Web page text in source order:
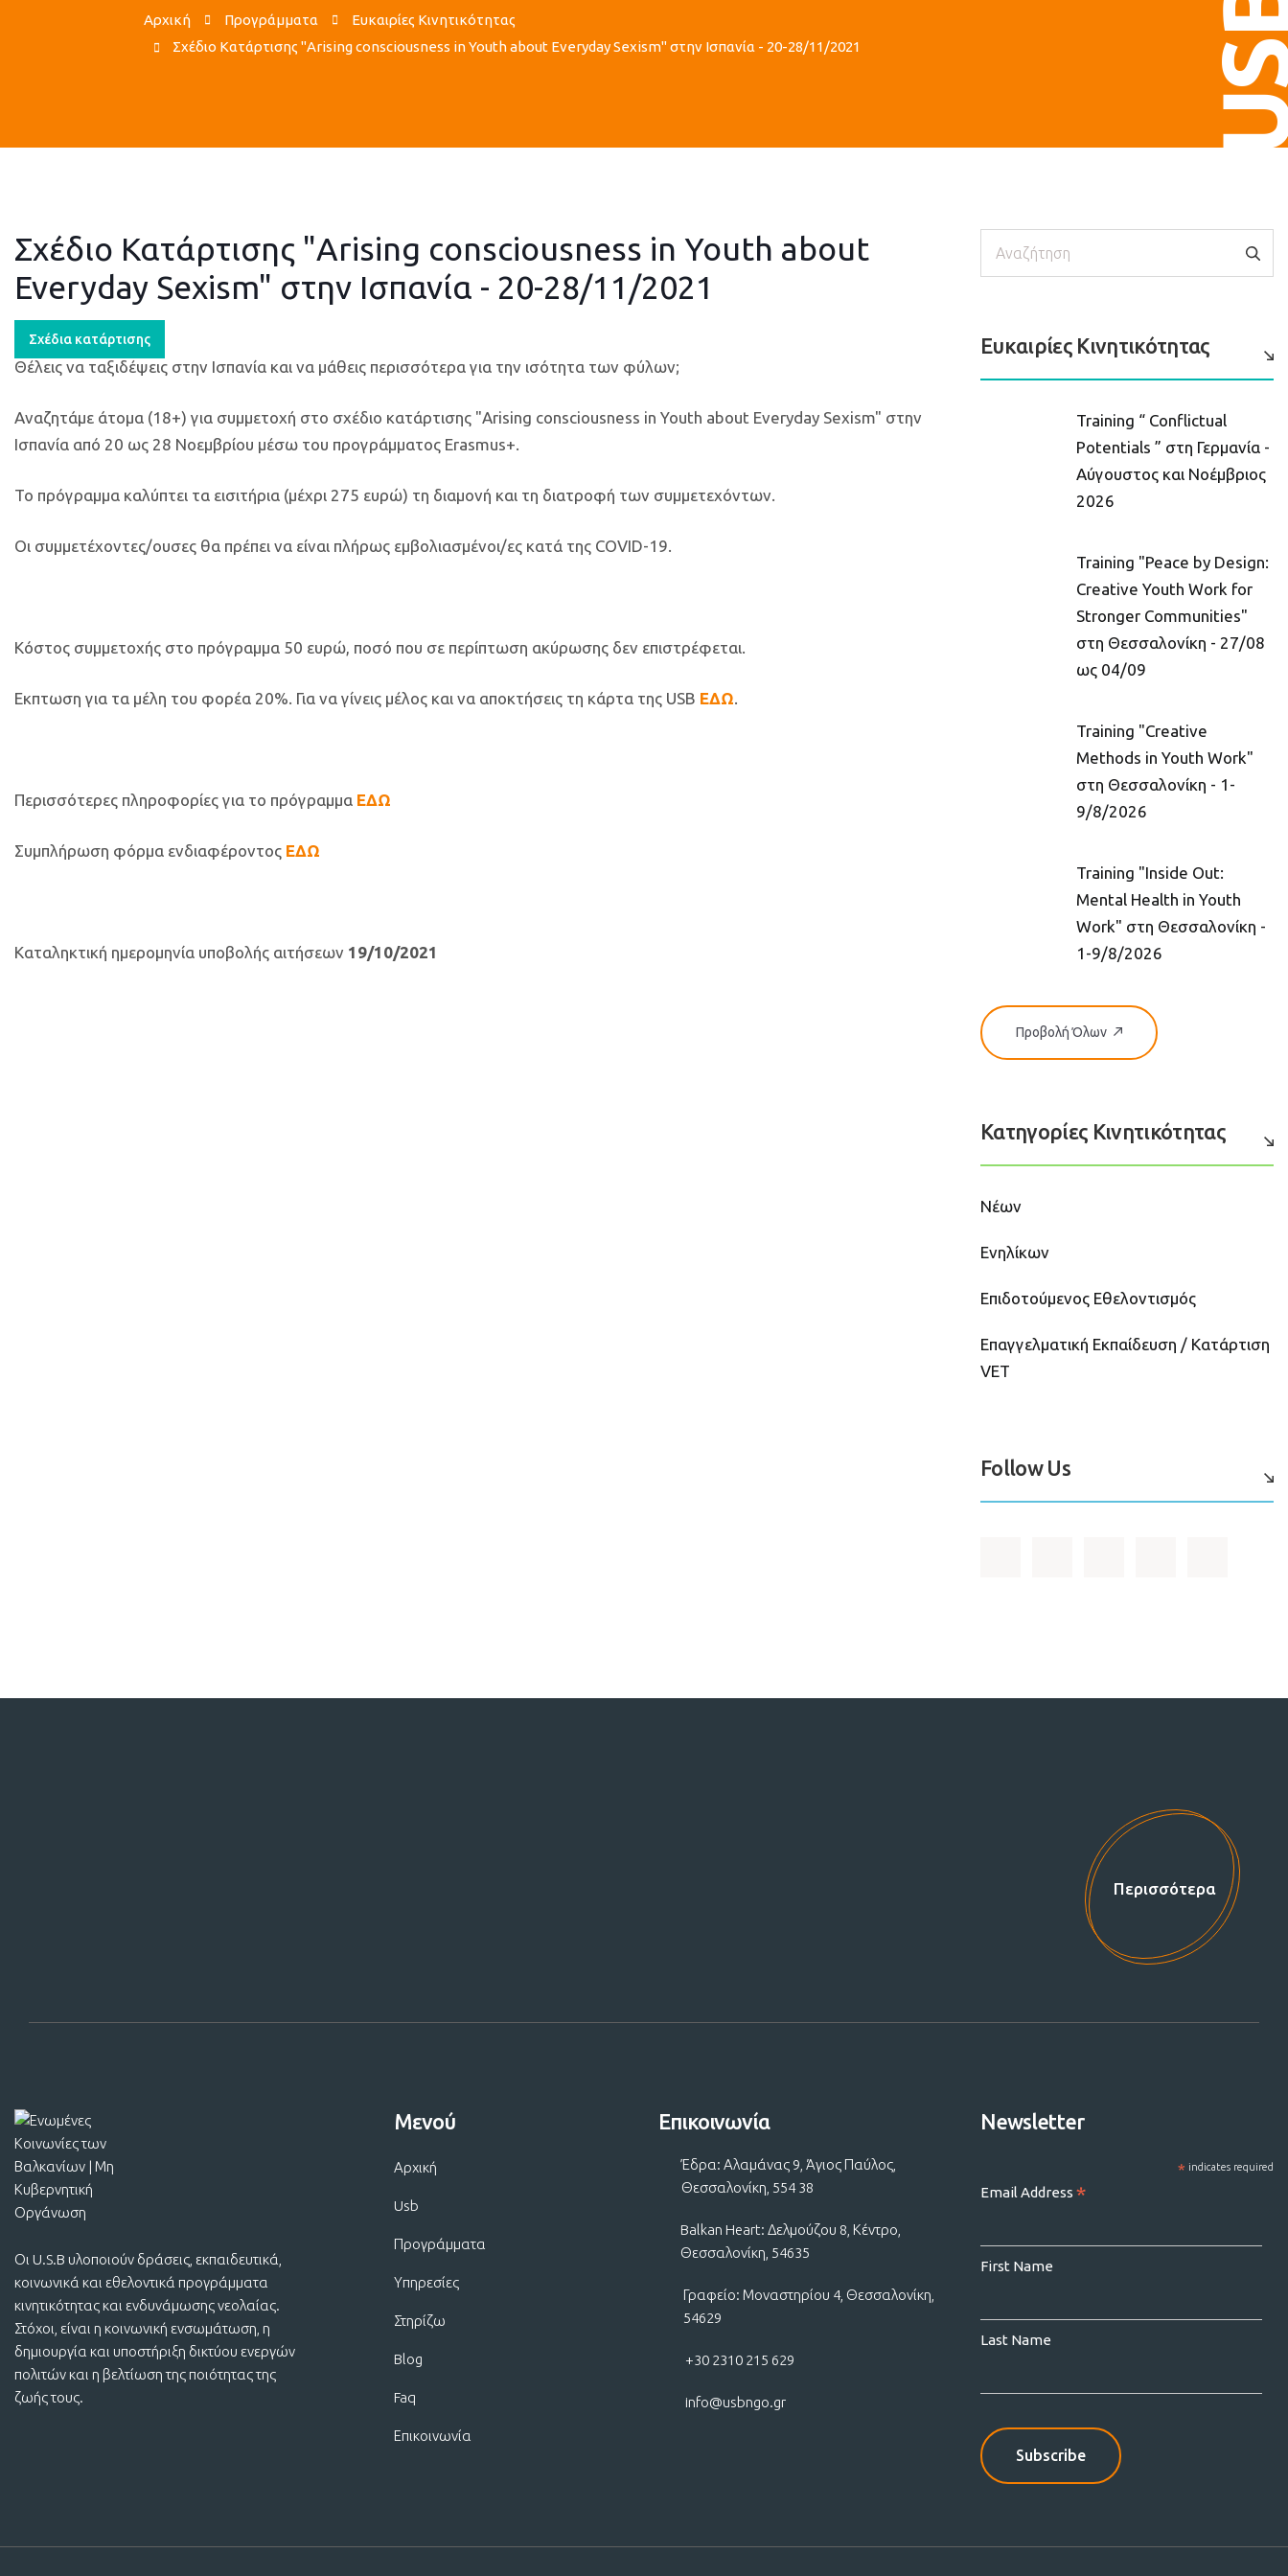
Αρχική Προγράμματα
Ευκαιρίες Κινητικότητας
Σχέδιο Κατάρτισης "Arising consciousness in Youth about Everyday Sexism" στην Ισπανία - 20-28/11/2021
Σχέδιο Κατάρτισης "Arising consciousness in Youth about
Everyday Sexism" στην Ισπανία - 20-28/11/2021
Σχέδια κατάρτισης
Θέλεις να ταξιδέψεις στην Ισπανία και να μάθεις περισσότερα για την ισότητα των φύλων;
Αναζητάμε άτομα (18+) για συμμετοχή στο σχέδιο κατάρτισης "Arising consciousness in Youth about Everyday Sexism" στην
Ισπανία από 20 ως 28 Νοεμβρίου μέσω του προγράμματος Erasmus+.
Το πρόγραμμα καλύπτει τα εισιτήρια (μέχρι 275 ευρώ) τη διαμονή και τη διατροφή των συμμετεχόντων.
Οι συμμετέχοντες/ουσες θα πρέπει να είναι πλήρως εμβολιασμένοι/ες κατά της COVID-19.
Κόστος συμμετοχής στο πρόγραμμα 50 ευρώ, ποσό που σε περίπτωση ακύρωσης δεν επιστρέφεται.
Εκπτωση για τα μέλη του φορέα 20%. Για να γίνεις μέλος και να αποκτήσεις τη κάρτα της USB ΕΔΩ.
Περισσότερες πληροφορίες για το πρόγραμμα ΕΔΩ
Συμπλήρωση φόρμα ενδιαφέροντος ΕΔΩ
Καταληκτική ημερομηνία υποβολής αιτήσεων 19/10/2021
Ευκαιρίες Κινητικότητας
Training “ Conflictual
Potentials ” στη Γερμανία -
Αύγουστος και Νοέμβριος
2026
Training "Peace by Design:
Creative Youth Work for
Stronger Communities"
στη Θεσσαλονίκη - 27/08
ως 04/09
Training "Creative
Methods in Youth Work"
στη Θεσσαλονίκη - 1-
9/8/2026
Training "Inside Out:
Mental Health in Youth
Work" στη Θεσσαλονίκη -
1-9/8/2026
Προβολή Όλων
Κατηγορίες Κινητικότητας
Νέων
Ενηλίκων
Επιδοτούμενος Εθελοντισμός
Επαγγελματική Εκπαίδευση / Κατάρτιση
VET
Follow Us
Περισσότερα
Οι U.S.B υλοποιούν δράσεις, εκπαιδευτικά,
κοινωνικά και εθελοντικά προγράμματα
κινητικότητας και ενδυνάμωσης νεολαίας.
Στόχοι, είναι η κοινωνική ενσωμάτωση, η
δημιουργία και υποστήριξη δικτύου ενεργών
πολιτών και η βελτίωση της ποιότητας της
ζωής τους.
Μενού
Αρχική
Usb
Προγράμματα
Υπηρεσίες
Στηρίζω
Blog
Faq
Επικοινωνία
Επικοινωνία
Έδρα: Αλαμάνας 9, Άγιος Παύλος,
Θεσσαλονίκη, 554 38
Balkan Heart: Δελμούζου 8, Κέντρο,
Θεσσαλονίκη, 54635
Γραφείο: Μοναστηρίου 4, Θεσσαλονίκη,
54629
+30 2310 215 629
info@usbngo.gr
Newsletter
* indicates required
Email Address *
First Name
Last Name